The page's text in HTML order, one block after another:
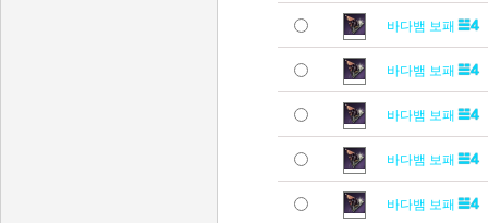
바다뱀 보패
바다뱀 보패
바다뱀 보패
바다뱀 보패
바다뱀 보패